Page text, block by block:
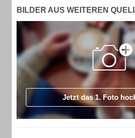
BILDER AUS WEITEREN
Jetzt das 1. Foto